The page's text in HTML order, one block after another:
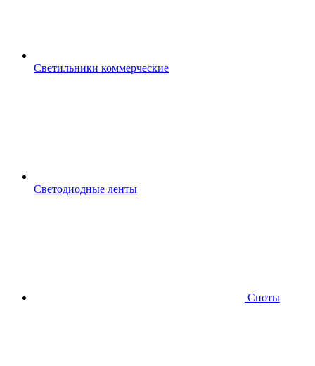
Светильники коммерческие
Светодиодные ленты
Споты